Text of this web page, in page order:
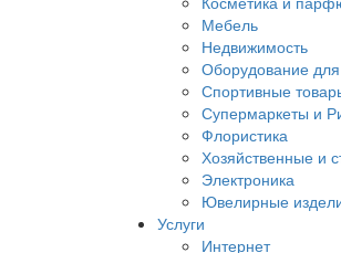
Мебель
Недвижимость
Оборудование
Спортивные
Супермаркеты и
Флористика
Хозяйственные и
Электроника
Ювелирные
Услуги
Интернет